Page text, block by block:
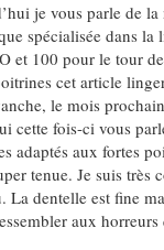
je vous parle de la
spécialisée dans
et 100 pour le tour
cet article
le mois
cette fois-ci vous
adaptés aux fortes
tenue. Je suis très
La dentelle est fine
aux